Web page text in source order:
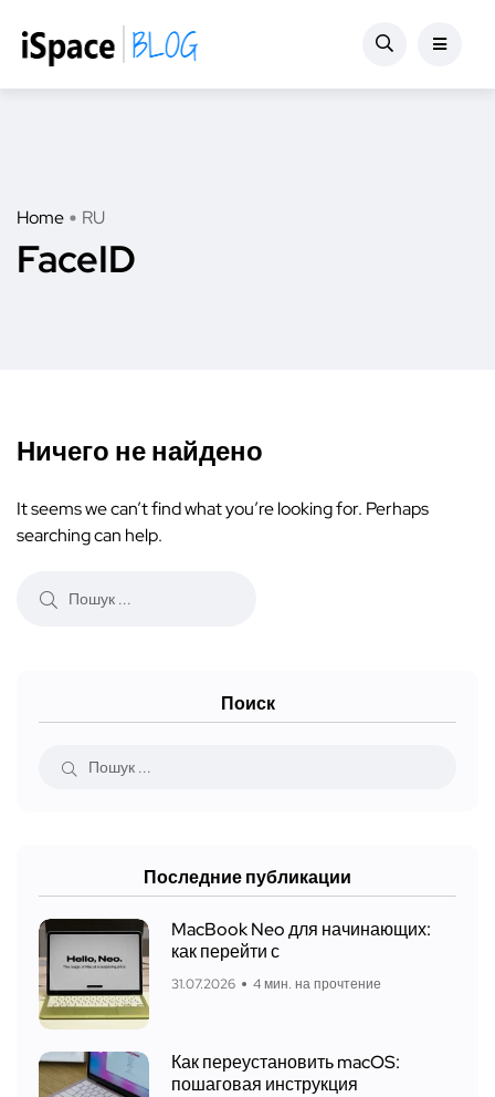
Home RU
FaceID
Ничего не найдено
It seems we can’t find what you’re looking for. Perhaps
searching can help.
Поиск
Последние публикации
MacBook Neo для начинающих:
как перейти с
31.07.2026 4 мин. на прочтение
Как переустановить macOS:
пошаговая инструкция